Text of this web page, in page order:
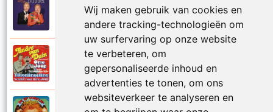
Wij maken gebruik van cookies en
andere tracking-technologieën om
uw surfervaring op onze website
te verbeteren, om
gepersonaliseerde inhoud en
advertenties te tonen, om ons
websiteverkeer te analyseren en
Andre Van Duin
Schijt maar in me pannetje
Andre Van Duin
Schrijf naar ome Joop
Andre Van Duin en Frans Van Dusschoten